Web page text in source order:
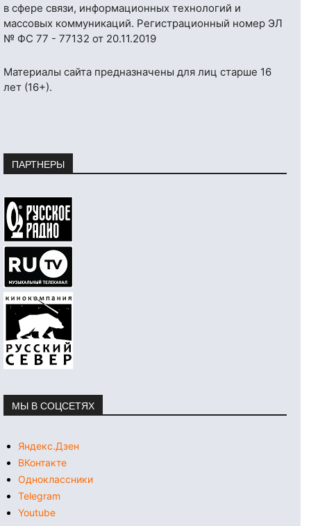
в сфере связи, информационных технологий и
массовых коммуникаций. Регистрационный номер ЭЛ
№ ФС 77 - 77132 от 20.11.2019
Материалы сайта предназначены для лиц старше 16
лет (16+).
ПАРТНЕРЫ
МЫ В СОЦСЕТЯХ
Яндекс.Дзен
ВКонтакте
Одноклассники
Telegram
Youtube